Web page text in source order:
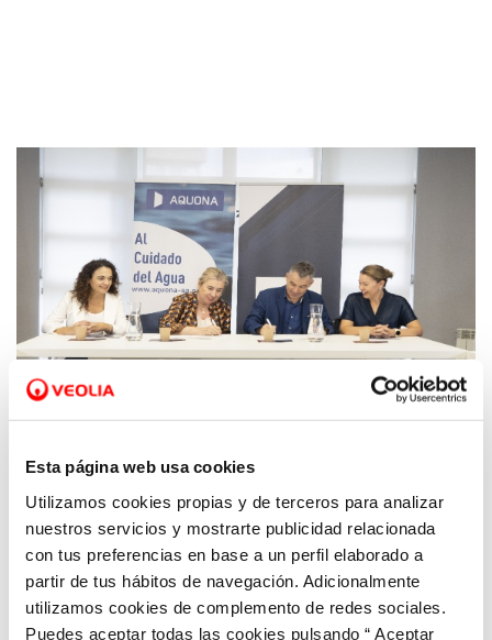
Esta página web usa cookies
Utilizamos cookies propias y de terceros para analizar
nuestros servicios y mostrarte publicidad relacionada
con tus preferencias en base a un perfil elaborado a
partir de tus hábitos de navegación. Adicionalmente
utilizamos cookies de complemento de redes sociales.
Puedes aceptar todas las cookies pulsando “ Aceptar
21 SEP 2023
Cruz Roja y Aquona renuevan su alianza
para ayudar al pago de los recibos del agua
en Castilla y León